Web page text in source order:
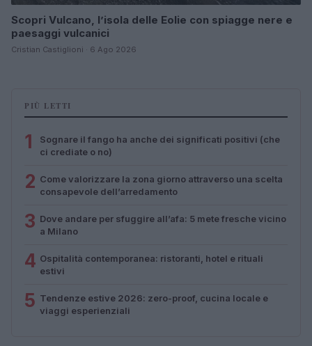
Scopri Vulcano, l’isola delle Eolie con spiagge nere e
paesaggi vulcanici
Cristian Castiglioni · 6 Ago 2026
PIÙ LETTI
1
Sognare il fango ha anche dei significati positivi (che
ci crediate o no)
2 Come valorizzare la zona giorno attraverso una scelta
consapevole dell’arredamento
3 Dove andare per sfuggire all’afa: 5 mete fresche vicino
a Milano
4 Ospitalità contemporanea: ristoranti, hotel e rituali
estivi
5 Tendenze estive 2026: zero-proof, cucina locale e
viaggi esperienziali